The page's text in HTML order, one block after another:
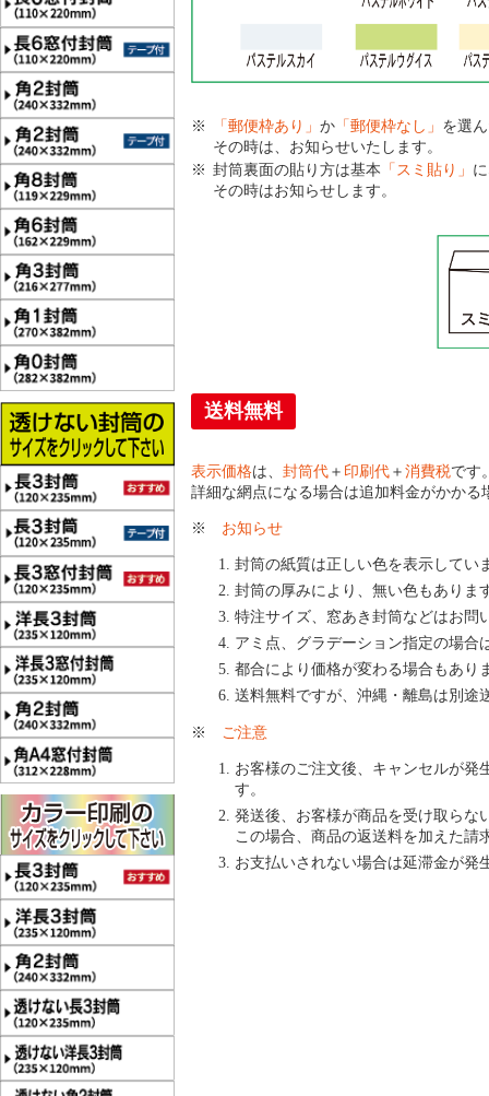
「郵便枠あり」 か 「郵便枠なし」 を選
その時は、お知らせいたします。
封筒裏面の貼り方は基本 「スミ貼り」
その時はお知らせします。
送料無料
表示価格は、 封筒代 ＋ 印刷代 ＋ 消費税です
詳細な網点になる場合は追加料金がかかる
※ お知らせ
封筒の紙質は正しい色を表示してい
封筒の厚みにより、無い色もありま
特注サイズ、窓あき封筒などはお問
アミ点、グラデーション指定の場合
都合により価格が変わる場合もあり
送料無料ですが、沖縄・離島は別途
※ ご注意
お客様のご注文後、キャンセルが発
す。
発送後、お客様が商品を受け取らな
この場合、商品の返送料を加えた請
お支払いされない場合は延滞金が発